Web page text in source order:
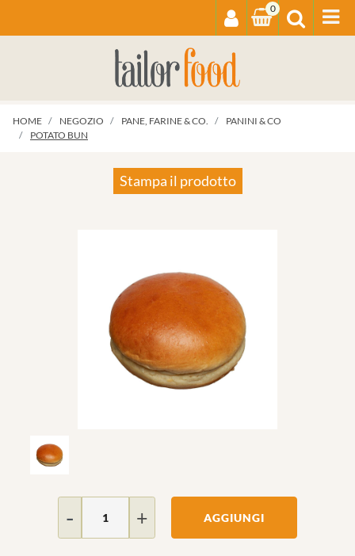
0
HOME NEGOZIO PANE, FARINE & CO.
PANINI & CO
POTATO BUN
Stampa il prodotto
AGGIUNGI